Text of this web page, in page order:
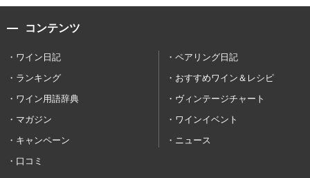
コンテンツ
ワイン日記
ペアリング日記
ランキング
おすすめワイン＆レシピ
ワイン用語辞典
ヴィンテージチャート
マガジン
ワインイベント
キャンペーン
ニュース
口コミ